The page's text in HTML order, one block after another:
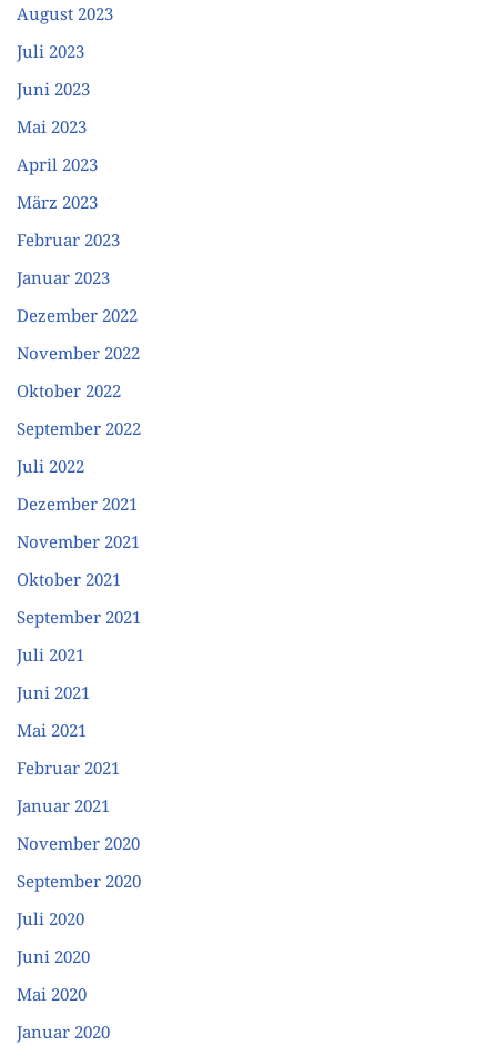
August 2023
Juli 2023
Juni 2023
Mai 2023
April 2023
März 2023
Februar 2023
Januar 2023
Dezember 2022
November 2022
Oktober 2022
September 2022
Juli 2022
Dezember 2021
November 2021
Oktober 2021
September 2021
Juli 2021
Juni 2021
Mai 2021
Februar 2021
Januar 2021
November 2020
September 2020
Juli 2020
Juni 2020
Mai 2020
Januar 2020